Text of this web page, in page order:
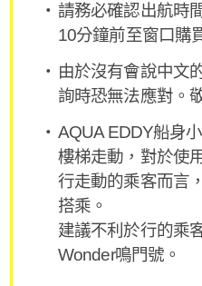
請務必確認出航時
10分鐘前至窗口購
由於沒有會說中文
詢時恐無法應對。
AQUA EDDY船身
樓梯走動，對於使
行走動的乘客而言
搭乘。
建議不利於行的乘
Wonder鳴門號。